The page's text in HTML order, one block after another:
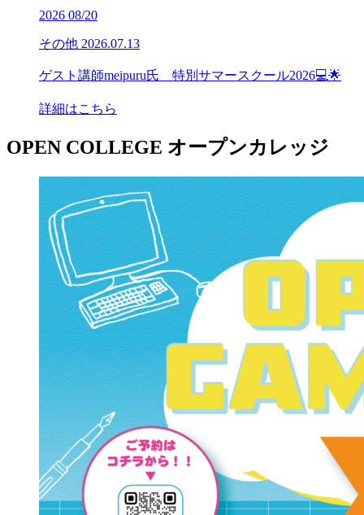
2026 08/20
その他 2026.07.13
ゲスト講師meipuru氏 特別サマースクール2026💻🌟
詳細はこちら
OPEN COLLEGE オープンカレッジ